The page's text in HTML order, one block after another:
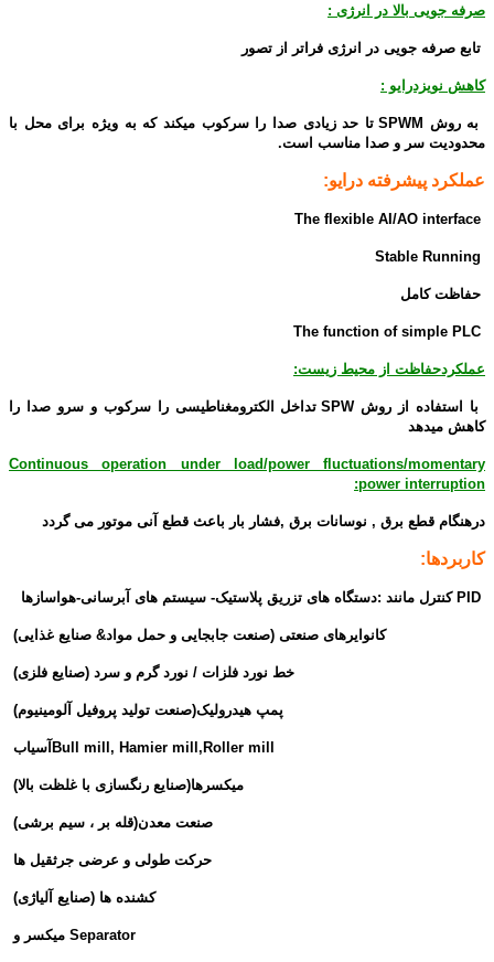
صرفه جویی بالا در انرژی :
تابع صرفه جویی در انرژی فراتر از تصور
کاهش نویزدرایو :
به روش SPWM تا حد زیادی صدا را سرکوب میکند که به ویژه برای محل با
محدودیت سر و صدا مناسب است.
عملکرد پیشرفته درایو:
حفاظت کامل
عملکردحفاظت از محیط زیست:
با استفاده از روش SPW تداخل الکترومغناطیسی را سرکوب و سرو صدا را
کاهش میدهد
Continuous operation under load/power fluctuations/momentary
power interruption:
درهنگام قطع برق , نوسانات برق ,فشار بار باعث قطع آنی موتور می گردد
کاربردها:
کانوایرهای صنعتی (صنعت جابجایی و حمل مواد& صنایع غذایی)
خط نورد فلزات / نورد گرم و سرد (صنایع فلزی)
پمپ هیدرولیک(صنعت تولید پروفیل آلومینیوم)
آسیابBull mill, Hamier mill,Roller mill
میکسرها(صنایع رنگسازی با غلظت بالا)
صنعت معدن(قله بر ، سیم برشی)
حرکت طولی و عرضی جرثقیل ها
کشنده ها (صنایع آلیاژی)
میکسر و Separator